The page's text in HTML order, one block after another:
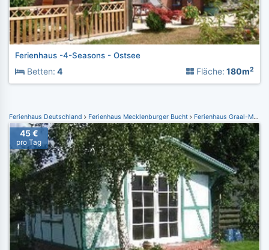
Ferienhaus -4-Seasons - Ostsee
Betten: 4 Fläche: 180m2
Ferienhaus Deutschland Ferienhaus Mecklenburger Bucht Ferienhaus Graal-Müritz
45 €
pro Tag